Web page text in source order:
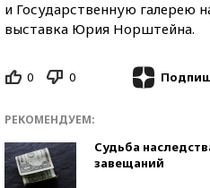
и Государственную галерею
выставка Юрия Норштейна.
0 0
РЕКОМЕНДУЕМ:
Судьба
завещаний